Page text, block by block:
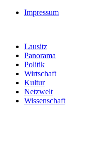
Impressum
Lausitz
Panorama
Politik
Wirtschaft
Kultur
Netzwelt
Wissenschaft